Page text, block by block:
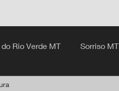
Rio Verde MT Sorriso MT